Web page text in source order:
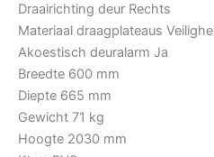
Draairichting deur Rechts
Materiaal draagplateaus
Akoestisch deuralarm Ja
Breedte 600 mm
Diepte 665 mm
Gewicht 71 kg
Hoogte 2030 mm